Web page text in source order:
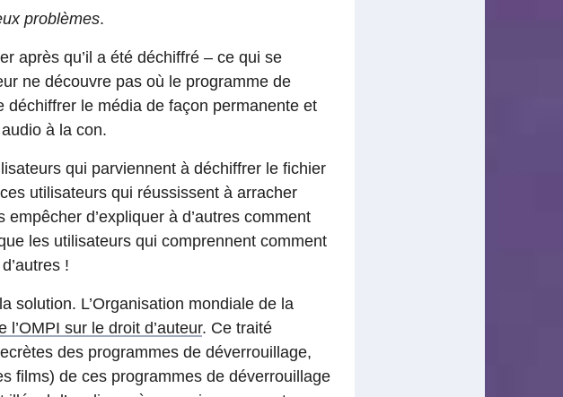
problèmes.
après qu’il a été déchiffré – ce qui se
ne découvre pas où le programme de
le média de façon permanente et
à la con.
qui parviennent à déchiffrer le fichier
utilisateurs qui réussissent à arracher
d’expliquer à d’autres comment
les utilisateurs qui comprennent comment
!
solution. L’Organisation mondiale de la
l’OMPI sur le droit d’auteur. Ce traité
des programmes de déverrouillage,
films) de ces programmes de déverrouillage